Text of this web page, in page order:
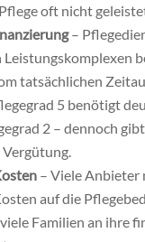
oft nicht
–
Leistungskomplexen
tatsächlichen
5 benötigt
2 – dennoch
– Viele Anbieter
auf die
Familien an ihre